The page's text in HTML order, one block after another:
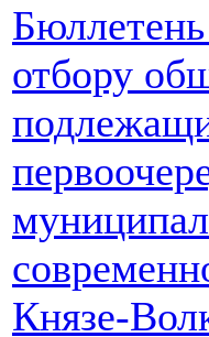
отбору
Князе-